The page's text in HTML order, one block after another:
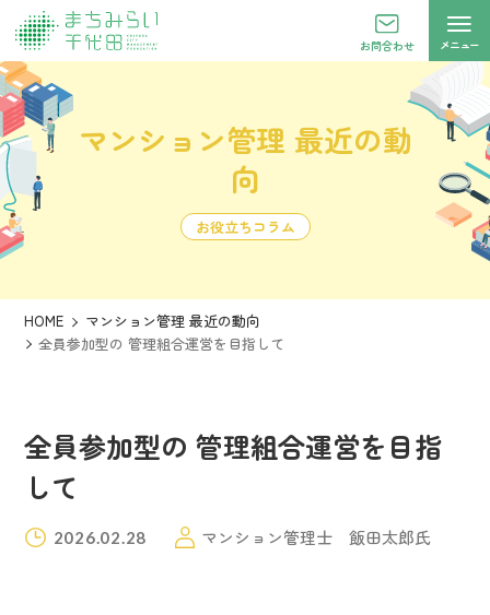
お問合わせ メニュー
マンション管理 最近の動
向
お役立ちコラム
HOME
マンション管理 最近の動向
全員参加型の 管理組合運営を目指して
全員参加型の 管理組合運営を目指
して
2026.02.28 マンション管理士 飯田太郎氏